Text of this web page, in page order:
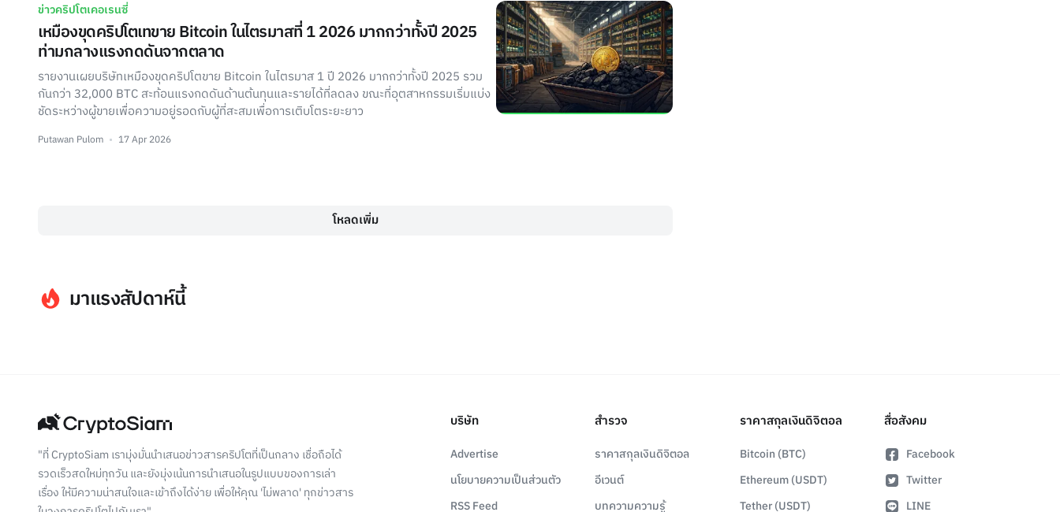
ข่าวคริปโตเคอเรนซี่
เหมืองขุดคริปโตเทขาย Bitcoin ในไตรมาสที่ 1 2026 มากกว่าทั้งปี 2025
ท่ามกลางแรงกดดันจากตลาด
รายงานเผยบริษัทเหมืองขุดคริปโตขาย Bitcoin ในไตรมาส 1 ปี 2026 มากกว่าทั้งปี 2025 รวม
กันกว่า 32,000 BTC สะท้อนแรงกดดันด้านต้นทุนและรายได้ที่ลดลง ขณะที่อุตสาหกรรมเริ่มแบ่ง
ชัดระหว่างผู้ขายเพื่อความอยู่รอดกับผู้ที่สะสมเพื่อการเติบโตระยะยาว
Putawan Pulom 17 Apr 2026
โหลดเพิ่ม
มาแรงสัปดาห์นี้
"ที่ CryptoSiam เรามุ่งมั่นนำเสนอข่าวสารคริปโตที่เป็นกลาง เชื่อถือได้
รวดเร็วสดใหม่ทุกวัน และยังมุ่งเน้นการนำเสนอในรูปแบบของการเล่า
เรื่อง ให้มีความน่าสนใจและเข้าถึงได้ง่าย เพื่อให้คุณ 'ไม่พลาด' ทุกข่าวสาร
บริษัท
Advertise
นโยบายความเป็นส่วนตัว
RSS Feed
สำรวจ
ราคาสกุลเงินดิจิตอล
อีเวนต์
บทความความรู้
ราคาสกุลเงินดิจิตอล
Bitcoin (BTC)
Ethereum (USDT)
Tether (USDT)
สื่อสังคม
Facebook
Twitter
LINE